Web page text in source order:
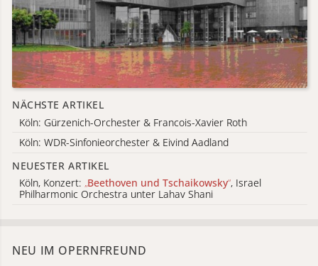
NÄCHSTE ARTIKEL
Köln: Gürzenich-Orchester & Francois-Xavier Roth
Köln: WDR-Sinfonieorchester & Eivind Aadland
NEUESTER ARTIKEL
Köln, Konzert: „Beethoven und Tschaikowsky“, Israel
Philharmonic Orchestra unter Lahav Shani
NEU IM OPERNFREUND